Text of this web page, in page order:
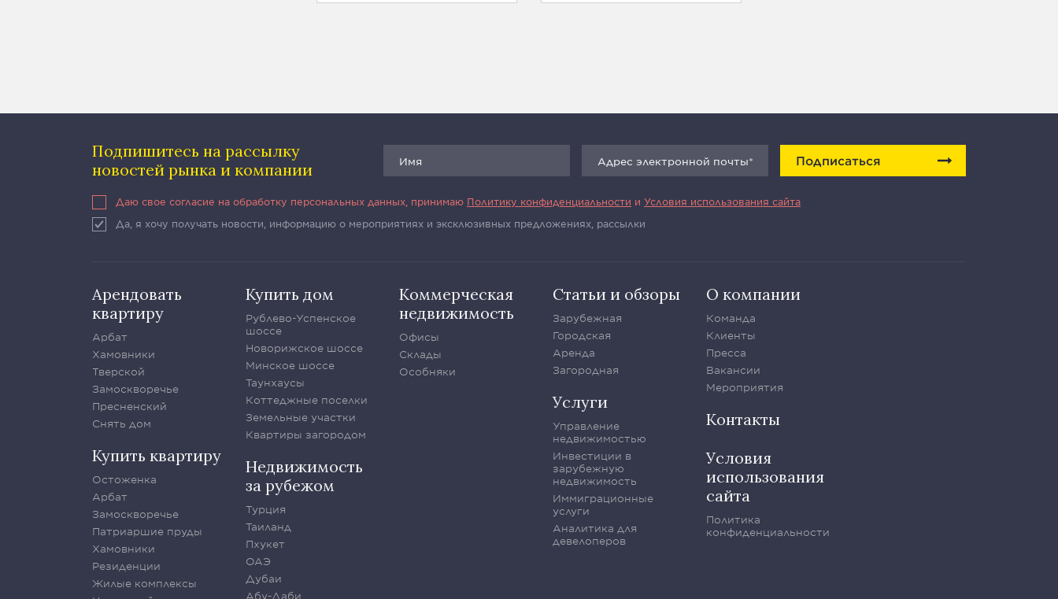
Подпишитесь на рассылку
новостей рынка и компании
Подписаться
Даю свое согласие на обработку персональных данных, принимаю Политику конфиденциальности и Условия использования сайта
Да, я хочу получать новости, информацию о мероприятиях и эксклюзивных предложениях, рассылки
Арендовать
квартиру
Арбат
Хамовники
Тверской
Замоскворечье
Пресненский
Снять дом
Купить квартиру
Остоженка
Арбат
Замоскворечье
Патриаршие пруды
Хамовники
Резиденции
Жилые комплексы
Купить дом
Рублево-Успенское
шоссе
Новорижское шоссе
Минское шоссе
Таунхаусы
Коттеджные поселки
Земельные участки
Квартиры загородом
Недвижимость
за рубежом
Турция
Таиланд
Пхукет
ОАЭ
Дубаи
Абу-Даби
Коммерческая
недвижимость
Офисы
Склады
Особняки
Статьи и обзоры
Зарубежная
Городская
Аренда
Загородная
Услуги
Управление
недвижимостью
Инвестиции в
зарубежную
недвижимость
Иммиграционные
услуги
Аналитика для
девелоперов
О компании
Команда
Клиенты
Пресса
Вакансии
Мероприятия
Контакты
Условия
использования
сайта
Политика
конфиденциальности